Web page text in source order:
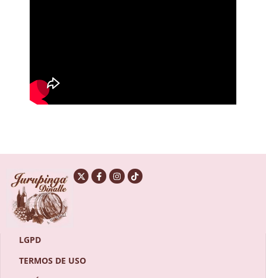
LGPD
TERMOS DE USO